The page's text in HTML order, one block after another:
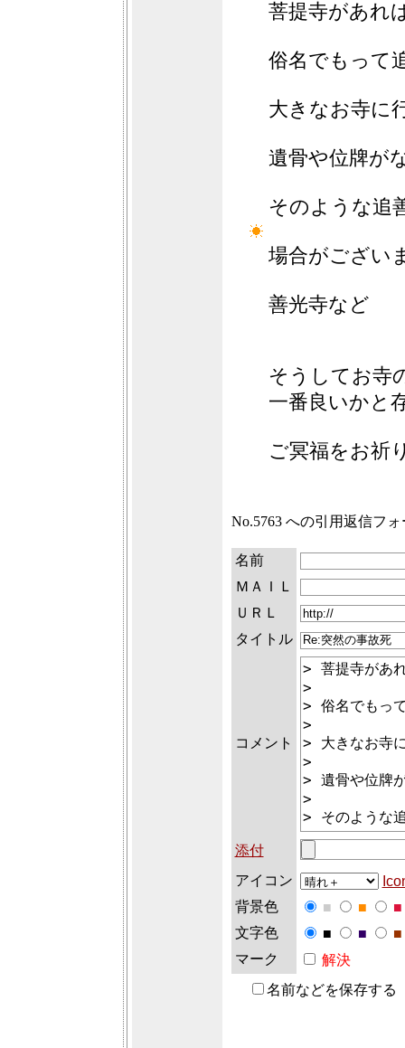
菩提寺があれ
俗名でもって
大きなお寺に
遺骨や位牌が
そのような追
場合がござい
善光寺など
そうしてお寺
一番良いかと
ご冥福をお祈
No.5763 への引用返信フ
名前
ＭＡＩＬ
ＵＲＬ
タイトル
コメント
添付
アイコン
背景色
■ ■
■
文字色
■ ■
■
マーク
解決
名前などを保存する